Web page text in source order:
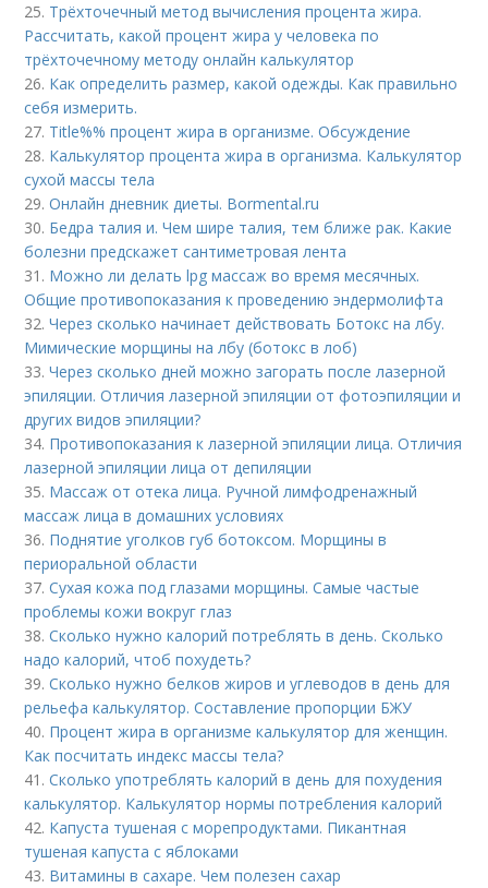
25. Трёхточечный метод вычисления процента жира.
Рассчитать, какой процент жира у человека по
трёхточечному методу онлайн калькулятор
26. Как определить размер, какой одежды. Как правильно
себя измерить.
27. Title%% процент жира в организме. Обсуждение
28. Калькулятор процента жира в организма. Калькулятор
сухой массы тела
29.Онлайн дневник диеты. Bormental.ru
30. Бедра талия и. Чем шире талия, тем ближе рак. Какие
болезни предскажет сантиметровая лента
31. Можно ли делать lpg массаж во время месячных.
Общие противопоказания к проведению эндермолифта
32.Через сколько начинает действовать Ботокс на лбу.
Мимические морщины на лбу (ботокс в лоб)
33.Через сколько дней можно загорать после лазерной
эпиляции. Отличия лазерной эпиляции от фотоэпиляции и
других видов эпиляции?
34. Противопоказания к лазерной эпиляции лица. Отличия
лазерной эпиляции лица от депиляции
35. Массаж от отека лица. Ручной лимфодренажный
массаж лица в домашних условиях
36. Поднятие уголков губ ботоксом. Морщины в
периоральной области
37.Сухая кожа под глазами морщины. Самые частые
проблемы кожи вокруг глаз
38.Сколько нужно калорий потреблять в день. Сколько
надо калорий, чтоб похудеть?
39.Сколько нужно белков жиров и углеводов в день для
рельефа калькулятор. Составление пропорции БЖУ
40. Процент жира в организме калькулятор для женщин.
Как посчитать индекс массы тела?
41.Сколько употреблять калорий в день для похудения
калькулятор. Калькулятор нормы потребления калорий
42. Капуста тушеная с морепродуктами. Пикантная
тушеная капуста с яблоками
43. Витамины в сахаре. Чем полезен сахар